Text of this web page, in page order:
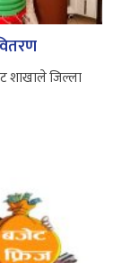
शाखाले जिल्ला